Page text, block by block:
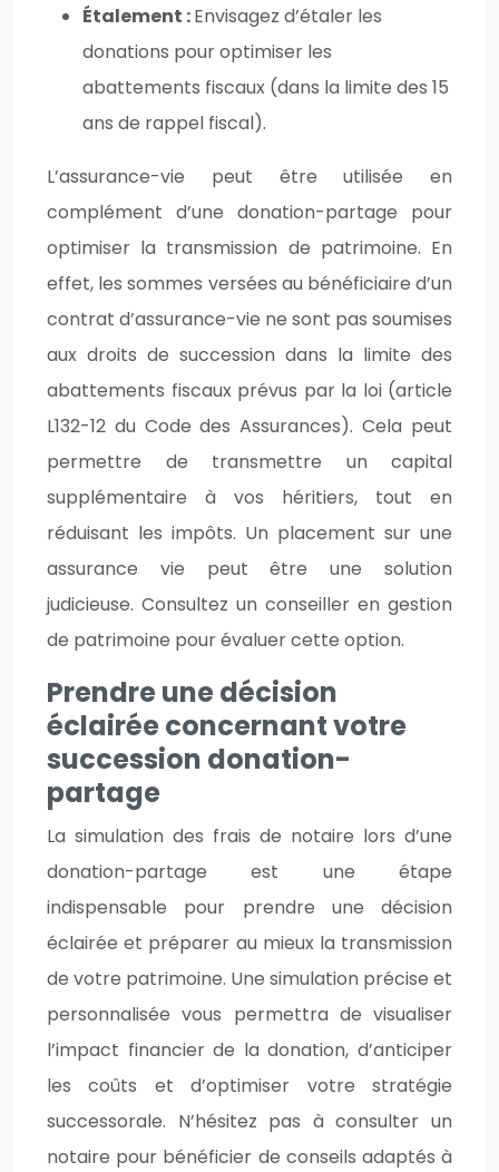
Étalement :Envisagez d’étaler les
donations pour optimiser les
abattements fiscaux (dans la limite des 15
ans de rappel fiscal).
L’assurance-vie peut être utilisée en
complément d’une donation-partage pour
optimiser la transmission de patrimoine. En
effet, les sommes versées au bénéficiaire d’un
contrat d’assurance-vie ne sont pas soumises
aux droits de succession dans la limite des
abattements fiscaux prévus par la loi (article
L132-12 du Code des Assurances). Cela peut
permettre de transmettre un capital
supplémentaire à vos héritiers, tout en
réduisant les impôts. Un placement sur une
assurance vie peut être une solution
judicieuse. Consultez un conseiller en gestion
de patrimoine pour évaluer cette option.
Prendre une décision
éclairée concernant votre
succession donation-
partage
La simulation des frais de notaire lors d’une
donation-partage est une étape
indispensable pour prendre une décision
éclairée et préparer au mieux la transmission
de votre patrimoine. Une simulation précise et
personnalisée vous permettra de visualiser
l’impact financier de la donation, d’anticiper
les coûts et d’optimiser votre stratégie
successorale. N’hésitez pas à consulter un
notaire pour bénéficier de conseils adaptés à